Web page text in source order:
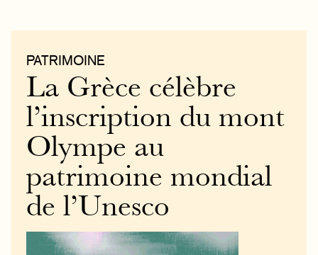
PATRIMOINE
La Grèce célèbre
l’inscription du mont
Olympe au
patrimoine mondial
de l’Unesco